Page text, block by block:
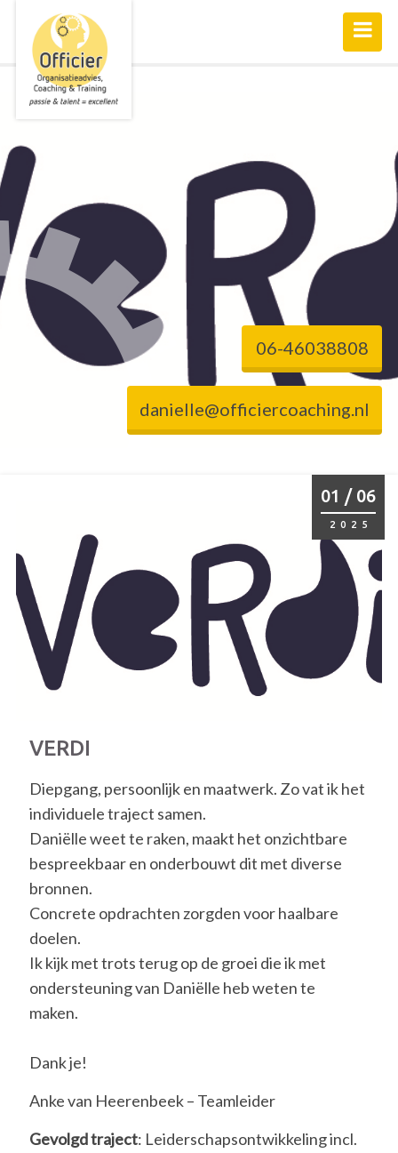
06-46038808­
danielle@officiercoaching.nl
01 / 06
2025
VERDI
Diepgang, persoonlijk en maatwerk. Zo vat ik het
individuele traject samen.
Daniëlle weet te raken, maakt het onzichtbare
bespreekbaar en onderbouwt dit met diverse
bronnen.
Concrete opdrachten zorgden voor haalbare
doelen.
Ik kijk met trots terug op de groei die ik met
ondersteuning van Daniëlle heb weten te
maken.
Dank je!
Anke van Heerenbeek – Teamleider
Gevolgd traject: Leiderschapsontwikkeling incl.